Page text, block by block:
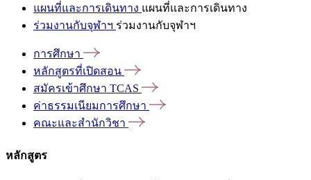
แผนที่และการเดินทาง แผนที่และการเดินทาง
ร่วมงานกับจุฬาฯ ร่วมงานกับจุฬาฯ
การศึกษา
หลักสูตรที่เปิดสอน
สมัครเข้าศึกษา TCAS
ค่าธรรมเนียมการศึกษา
คณะและสำนักวิชา
หลักสูตร